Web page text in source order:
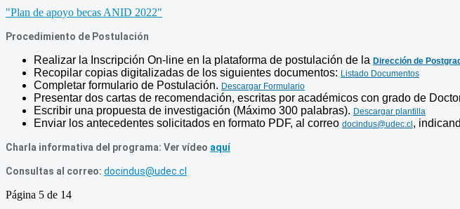
"Plan de apoyo becas ANID 2022"
Procedimiento de Postulación
Realizar la Inscripción On-line en la plataforma de postulación de la Dirección de
Recopilar copias digitalizadas de los siguientes documentos: Listado Documentos
Completar formulario de Postulación. Descargar Formulario
Presentar dos cartas de recomendación, escritas por académicos con grado de
Escribir una propuesta de investigación (Máximo 300 palabras). Descargar plantilla
Enviar los antecedentes solicitados en formato PDF, al correo docindus@udec.cl,
Charla informativa del programa: Ver vídeo aquí
Consultas al correo: docindus@udec.cl
Página 5 de 14